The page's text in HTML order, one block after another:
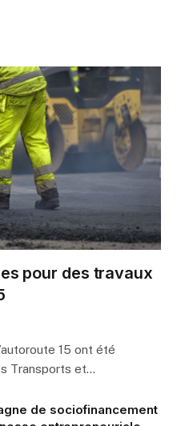
pour des travaux
15 ont été
Transports et…
de sociofinancement